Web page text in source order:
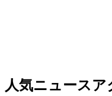
人気ニュース